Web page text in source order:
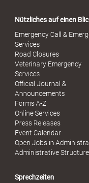
Nützliches auf einen
Emergency Call &
Services
Road Closures
Veterinary Emergency
Services
Official Journal &
Announcements
Forms A-Z
Online Services
Press Releases
Event Calendar
Open Jobs in
Administrative Structure
Sprechzeiten